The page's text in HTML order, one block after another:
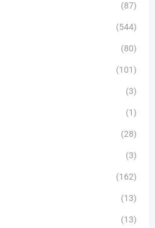
(87)
(544)
(80)
(101)
(3)
(1)
(28)
(3)
(162)
(13)
(13)